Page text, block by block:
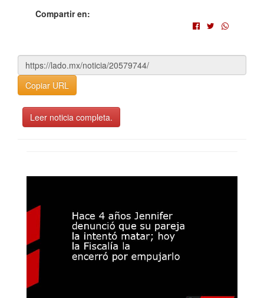
Compartir en:
Copiar URL
Leer noticia completa.